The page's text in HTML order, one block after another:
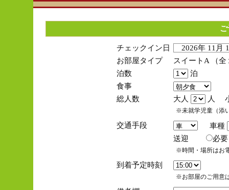
チェックイン日
2026年 11
お部屋タイプ
スイートA （
泊数
泊
食事
総人数
大人 人
※未就学児童（添
交通手段
車種
送迎
※時間・場所はお
到着予定時刻
※お部屋のご用意